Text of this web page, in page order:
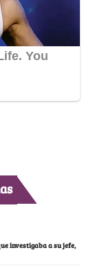
investigaba a su jefe,